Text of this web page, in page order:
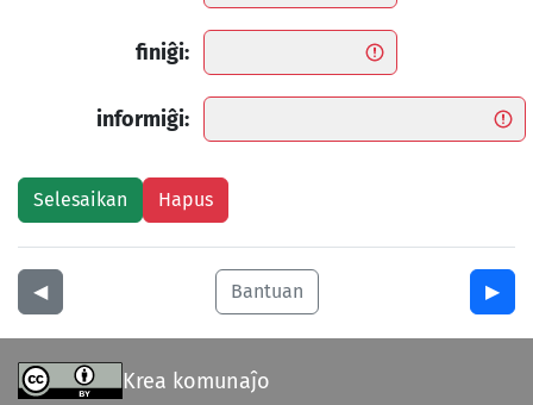
finiĝi:
informiĝi:
◀︎ Bantuan ▶︎
Krea komunaĵo